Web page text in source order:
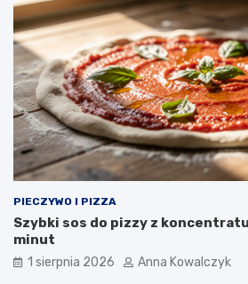
PIECZYWO I PIZZA
Szybki sos do pizzy z
minut
1 sierpnia 2026 Anna Kowalczyk